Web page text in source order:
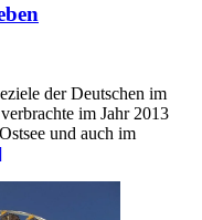
der Deutschen im
im Jahr 2013
und auch im